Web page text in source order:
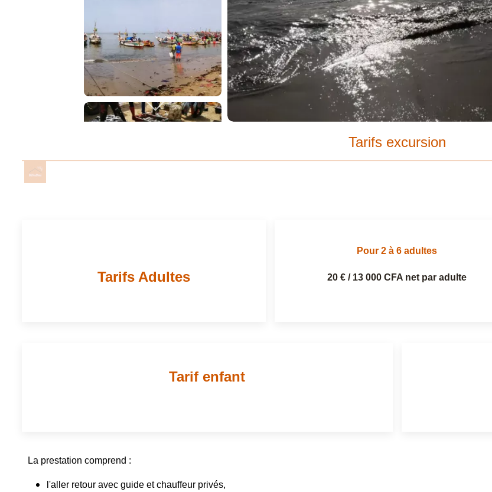
Tarifs excursion
Tarifs Adultes
Pour 2 à 6 adultes
20 € / 13 000 CFA net par adulte
Tarif enfant
La prestation comprend :
l'aller retour avec guide et chauffeur privés,